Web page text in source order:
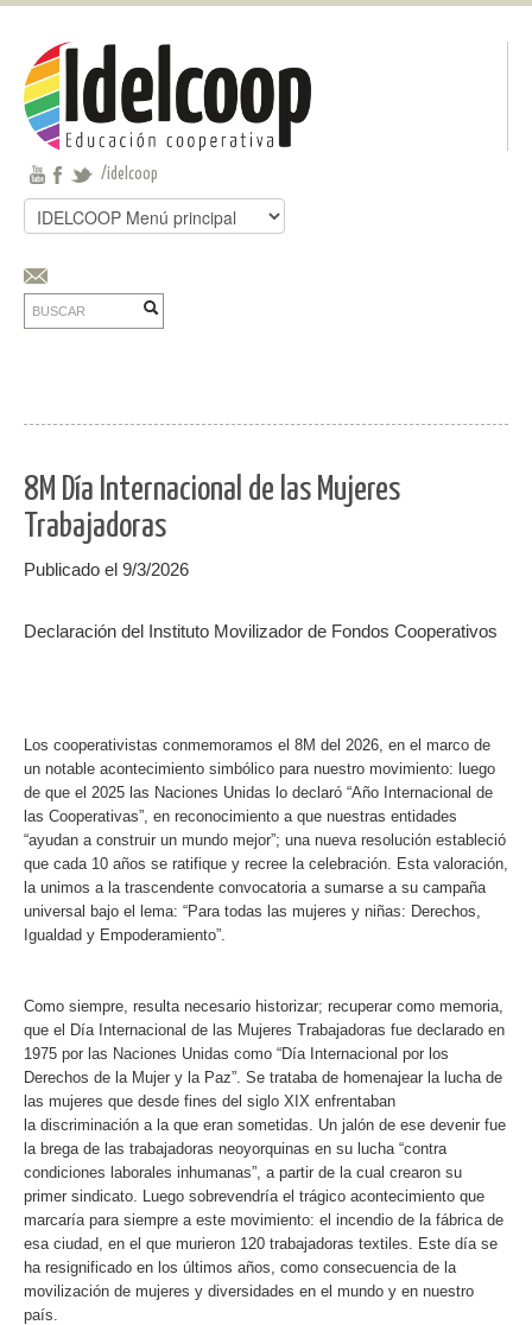
Pasar al contenido principal
Jump to main content
/idelcoop
Formulario de búsqueda
8M Día Internacional de las Mujeres
Trabajadoras
Publicado el 9/3/2026
Declaración del Instituto Movilizador de Fondos Cooperativos
Los cooperativistas conmemoramos el 8M del 2026, en el marco de
un notable acontecimiento simbólico para nuestro movimiento: luego
de que el 2025 las Naciones Unidas lo declaró “Año Internacional de
las Cooperativas”, en reconocimiento a que nuestras entidades
“ayudan a construir un mundo mejor”; una nueva resolución estableció
que cada 10 años se ratifique y recree la celebración. Esta valoración,
la unimos a la trascendente convocatoria a sumarse a su campaña
universal bajo el lema: “Para todas las mujeres y niñas: Derechos,
Igualdad y Empoderamiento”.
Como siempre, resulta necesario historizar; recuperar como memoria,
que el Día Internacional de las Mujeres Trabajadoras fue declarado en
1975 por las Naciones Unidas como “Día Internacional por los
Derechos de la Mujer y la Paz”. Se trataba de homenajear la lucha de
las mujeres que desde fines del siglo XIX enfrentaban
la discriminación a la que eran sometidas. Un jalón de ese devenir fue
la brega de las trabajadoras neoyorquinas en su lucha “contra
condiciones laborales inhumanas”, a partir de la cual crearon su
primer sindicato. Luego sobrevendría el trágico acontecimiento que
marcaría para siempre a este movimiento: el incendio de la fábrica de
esa ciudad, en el que murieron 120 trabajadoras textiles. Este día se
ha resignificado en los últimos años, como consecuencia de la
movilización de mujeres y diversidades en el mundo y en nuestro
país.